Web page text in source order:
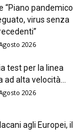
“Piano pandemico
virus senza
2026
test per la linea
ad alta velocità...
2026
agli Europei, il